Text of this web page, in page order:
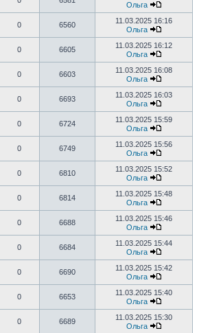
Ольга
0 6560
11.03.2025 16:16
Ольга
0 6605
11.03.2025 16:12
Ольга
0 6603
11.03.2025 16:08
Ольга
0 6693
11.03.2025 16:03
Ольга
0 6724
11.03.2025 15:59
Ольга
0 6749
11.03.2025 15:56
Ольга
0 6810
11.03.2025 15:52
Ольга
0 6814
11.03.2025 15:48
Ольга
0 6688
11.03.2025 15:46
Ольга
0 6684
11.03.2025 15:44
Ольга
0 6690
11.03.2025 15:42
Ольга
0 6653
11.03.2025 15:40
Ольга
0 6689
11.03.2025 15:30
Ольга